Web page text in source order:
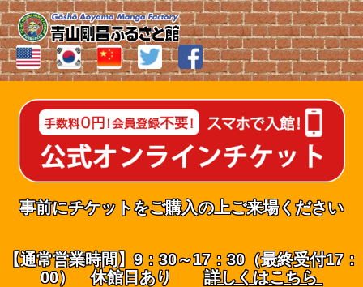
事前にチケットをご購入の上ご来場ください
【通常営業時間】9：30～17：30（最終受付17：
00） 休館日あり詳しくはこちら